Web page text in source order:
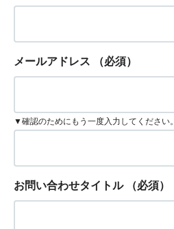
メールアドレス （必須）
▼確認のためにもう一度入力してください。
お問い合わせタイトル （必須）